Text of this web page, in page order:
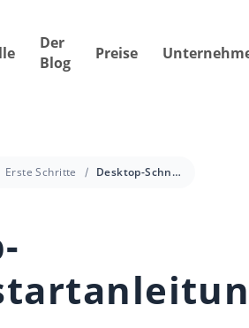
Der
Blog
Preise
Erste Schritte Desktop-Schnellstartanleitung